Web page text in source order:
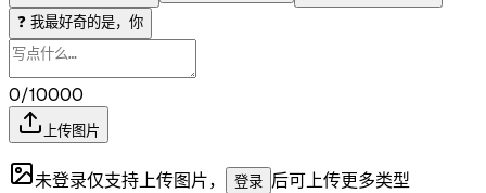
❓ 我最好奇的是，你
0/10000
上传图片
未登录仅支持上传图片， 登录 后可上传更多类型